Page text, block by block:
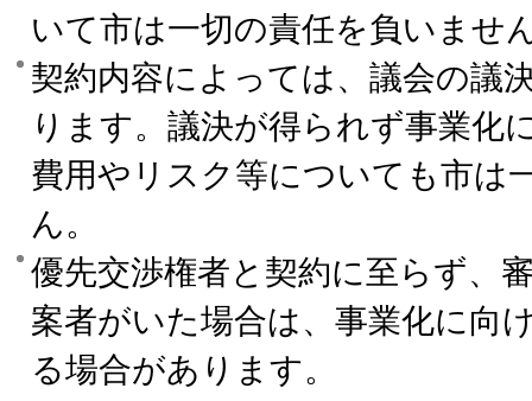
いて市は一切の責任を負いませ
契約内容によっては、議会の議
ります。議決が得られず事業化
費用やリスク等についても市は
ん。
優先交渉権者と契約に至らず、
案者がいた場合は、事業化に向
る場合があります。